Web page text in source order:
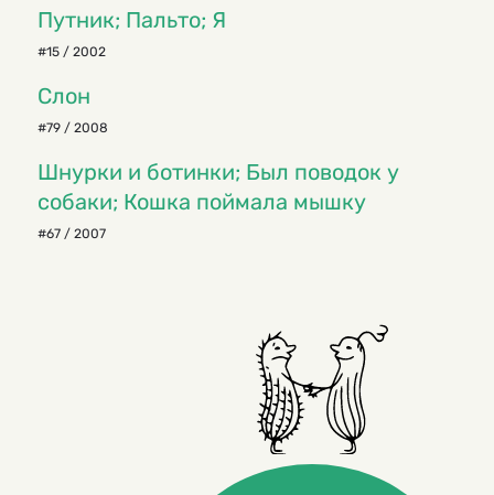
Путник; Пальто; Я
#15 / 2002
Слон
#79 / 2008
Шнурки и ботинки; Был поводок у
собаки; Кошка поймала мышку
#67 / 2007